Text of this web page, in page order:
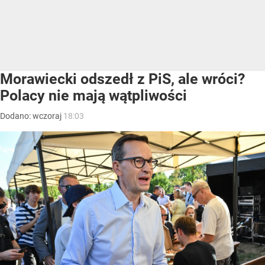
Morawiecki odszedł z PiS, ale wróci?
Polacy nie mają wątpliwości
Dodano:wczoraj 18:03